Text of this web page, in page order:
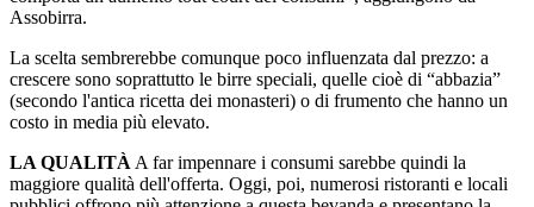
Assobirra.
La scelta sembrerebbe comunque poco influenzata dal prezzo: a
crescere sono soprattutto le birre speciali, quelle cioè di “abbazia”
(secondo l'antica ricetta dei monasteri) o di frumento che hanno un
costo in media più elevato.
LA QUALITÀ A far impennare i consumi sarebbe quindi la
maggiore qualità dell'offerta. Oggi, poi, numerosi ristoranti e locali